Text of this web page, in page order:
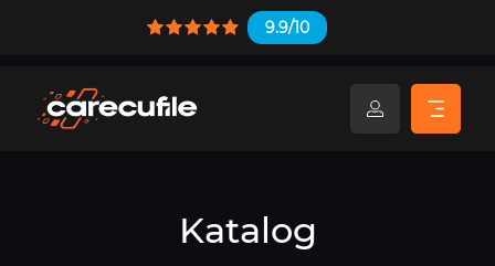
9.9/10
Katalog